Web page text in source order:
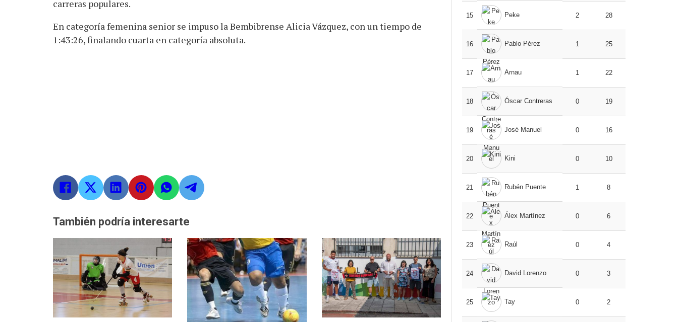
carreras populares.
En categoría femenina senior se impuso la Bembibrense Alicia Vázquez, con un tiempo de
1:43:26, finalando cuarta en categoría absoluta.
También podría interesarte
15 Peke 2 28
16 Pablo Pérez 1 25
17 Arnau 1 22
18 Óscar Contreras 0 19
19 José Manuel 0 16
20 Kini 0 10
21 Rubén Puente 1 8
22 Álex Martínez 0 6
23 Raúl 0 4
24 David Lorenzo 0 3
25 Tay 0 2